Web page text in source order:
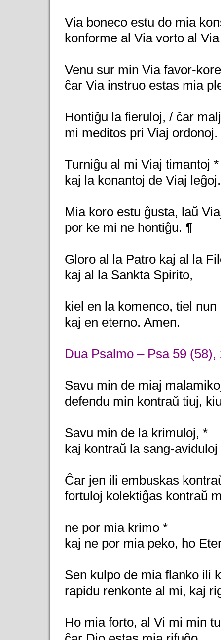
Via boneco estu do mia
konforme al Via vorto al
Venu sur min Via favor-
ĉar Via instruo estas mia
Hontiĝu la fieruloj, / ĉar
mi meditos pri Viaj ordonoj.
Turniĝu al mi Viaj timantoj *
kaj la konantoj de Viaj leĝoj.
Mia koro estu ĝusta, laŭ
por ke mi ne hontiĝu. ¶
Gloro al la Patro kaj al la
kaj al la Sankta Spirito,
kiel en la komenco, tiel
kaj en eterno. Amen.
Dua Psalmo – Psa 59 (58),
Savu min de miaj
defendu min kontraŭ tiuj,
Savu min de la krimuloj, *
kaj kontraŭ la sang-
Ĉar jen ili embuskas
fortuloj kolektiĝas kontraŭ
ne por mia krimo *
kaj ne por mia peko, ho
Sen kulpo de mia flanko ili
rapidu renkonte al mi, kaj
Ho mia forto, al Vi mi min